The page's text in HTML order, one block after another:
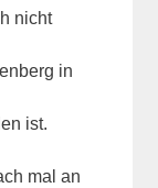
nicht
in
ist.
mal an